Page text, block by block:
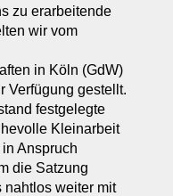
zu erarbeitende
wir vom
in Köln (GdW)
Verfügung gestellt.
festgelegte
Kleinarbeit
Anspruch
die Satzung
nahtlos weiter mit